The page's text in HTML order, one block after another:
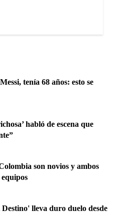
tenía 68 años: esto se
habló de escena que
son novios y ambos
equipos
lleva duro duelo desde